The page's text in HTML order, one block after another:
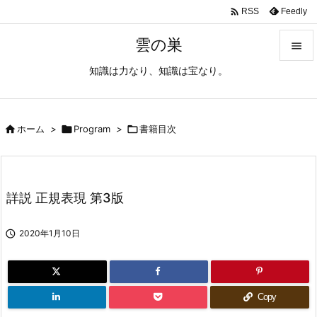
雲の巣
知識は力なり、知識は宝なり。

 RSS Feedly
ホーム > Program > 書籍目次
詳説 正規表現 第3版
 2020年1月10日
Copy